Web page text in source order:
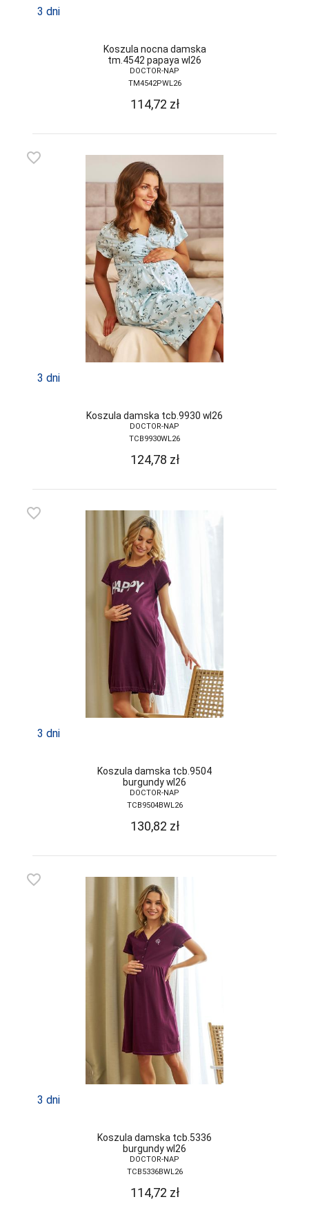
PRIMO
RAJ-POL
REBEKA
REGINA
REGINA SOCKS
RENNOX
RISOCKS
ROADSIGN
ROSSLI
ROZA
SELENE
SELF
SENSIS
SONIA
SOTEX
SZATA
TAK
TARO
TOPGAL
TRE STELLE
UNIKAT
VENA
VENEZIANA
WADIMA
WOLA
WOLBAR
YO
ZALEWSKI
ZENIT
3 dni
Koszula nocna damska
tm.4542 papaya wl26
DOCTOR-NAP
TM4542PWL26
114,72 zł
favorite_border
3 dni
Koszula damska tcb.9930 wl26
DOCTOR-NAP
TCB9930WL26
124,78 zł
favorite_border
3 dni
Koszula damska tcb.9504
burgundy wl26
DOCTOR-NAP
TCB9504BWL26
130,82 zł
favorite_border
3 dni
Koszula damska tcb.5336
burgundy wl26
DOCTOR-NAP
TCB5336BWL26
114,72 zł